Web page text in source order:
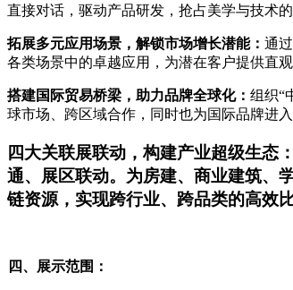
直接对话，驱动产品研发，抢占美学与技术的
拓展多元应用场景，解锁市场增长潜能： 通
各类场景中的卓越应用，为潜在客户提供直观
搭建国际贸易桥梁，助力品牌全球化： 组织“
球市场 、跨区域合作，同时也为国际品牌进
四大关联展联动，构建产业超级生态 ：
通、展区联动。为房建、商业建筑、
链资源，实现跨行业、跨品类的高效
四、展示范围：